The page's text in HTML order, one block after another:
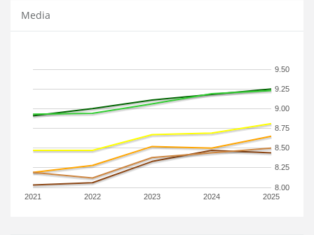
Media
2021 2022 2023 2024 2025
8.00
8.25
8.50
8.75
9.00
9.25
9.50